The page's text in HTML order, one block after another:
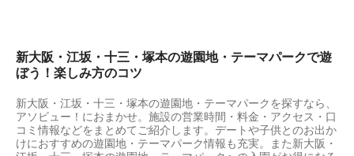
新大阪・江坂・十三・塚本の遊園地・テーマパークで遊
ぼう！楽しみ方のコツ
新大阪・江坂・十三・塚本の遊園地・テーマパークを探すなら、
アソビュー！におまかせ。施設の営業時間・料金・アクセス・口
コミ情報などをまとめてご紹介します。デートや子供とのお出か
けにおすすめの遊園地・テーマパーク情報も充実。また新大阪・